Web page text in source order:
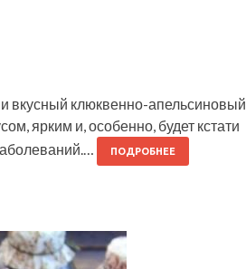
вкусный клюквенно-апельсиновый
ярким и, особенно, будет кстати
ПОДРОБНЕЕ